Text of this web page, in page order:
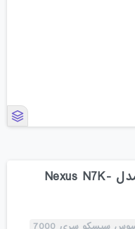
ماژول سوئیچ نکسوس سیسکو مدل Nexus N7K-